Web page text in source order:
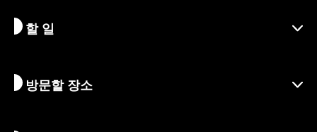
교토 알아보기
시즌별 정보
할 일
여행 아이디어
방문할 장소